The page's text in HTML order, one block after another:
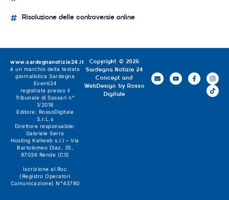
Risoluzione delle controversie online
Copyright © 2026
Sardegna Notizie 24
Concept and
WebDesign by Rosso
Digitale
www.sardegnanotizie24.it
è un marchio della testata
giornalistica Sardegna
Eventi24
registrata presso il
Tribunale di Sassari n°
1/2018
Editore: RossoDigitale
S.r.L.s
Direttore responsabile:
Gabriele Serra
Hosting Keliweb s.r.l – Via
Bartolomeo Diaz, 35,
87036 Rende (CS)
Iscrizione al Roc
(Registro Operatori
Comunicazione) N°43780